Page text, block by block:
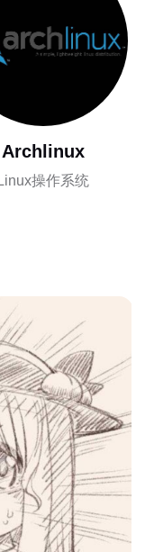
Archlinux
Linux操作系统